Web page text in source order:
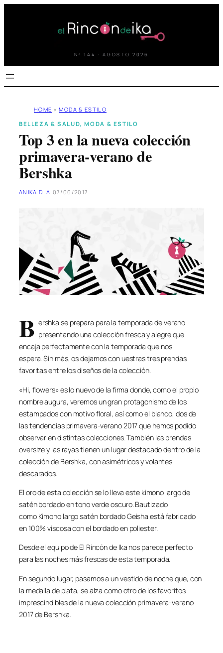
Nº 144 · AGOSTO 2026
HOME » MODA & ESTILO
BELLEZA & SALUD, MODA & ESTILO
Top 3 en la nueva colección
primavera-verano de
Bershka
ANIKA D. A. 07/06/2017
B ershka se prepara para la temporada de verano
presentando una colección fresca y alegre que
encaja perfectamente con la temporada que nos
espera. Sin más, os dejamos con uestras tres prendas
favoritas entre los diseños de la colección.
«Hi, flowers» es lo nuevo de la firma donde, como el propio
nombre augura, veremos un gran protagonismo de los
estampados con motivo floral, así como el blanco, dos de
las tendencias primavera-verano 2017 que hemos podido
observar en distintas colecciones. También las prendas
oversize y las rayas tienen un lugar destacado dentro de la
colección de Bershka, con asimétricos y volantes
descarados.
El oro de esta colección se lo lleva este kimono largo de
satén bordado en tono verde oscuro. Bautizado
como Kimono largo satén bordado Geisha está fabricado
en 100% viscosa con el bordado en poliester.
Desde el equipo de El Rincón de Ika nos parece perfecto
para las noches más frescas de esta temporada.
En segundo lugar, pasamos a un vestido de noche que, con
la medalla de plata, se alza como otro de los favoritos
imprescindibles de la nueva colección primavera-verano
2017 de Bershka.